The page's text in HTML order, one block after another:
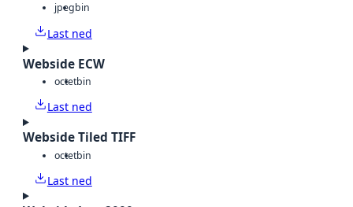
jpegbin
Last ned
Webside ECW
octetbin
Last ned
Webside Tiled TIFF
octetbin
Last ned